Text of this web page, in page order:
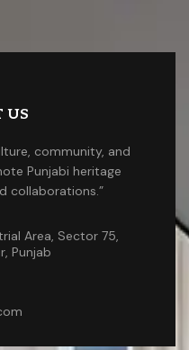
US
community, and
Punjabi heritage
collaborations.”
Area, Sector 75,
Punjab